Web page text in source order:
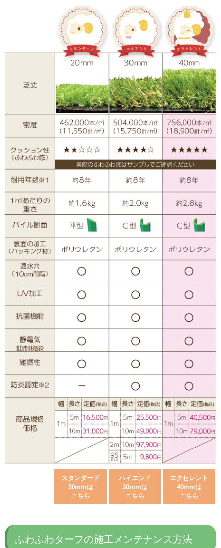
スタンダード
20mmは
こちら
ハイエンド
30mmは
こちら
エクセレント
40mmは
こちら
ふわふわターフの施工メンテナンス方法